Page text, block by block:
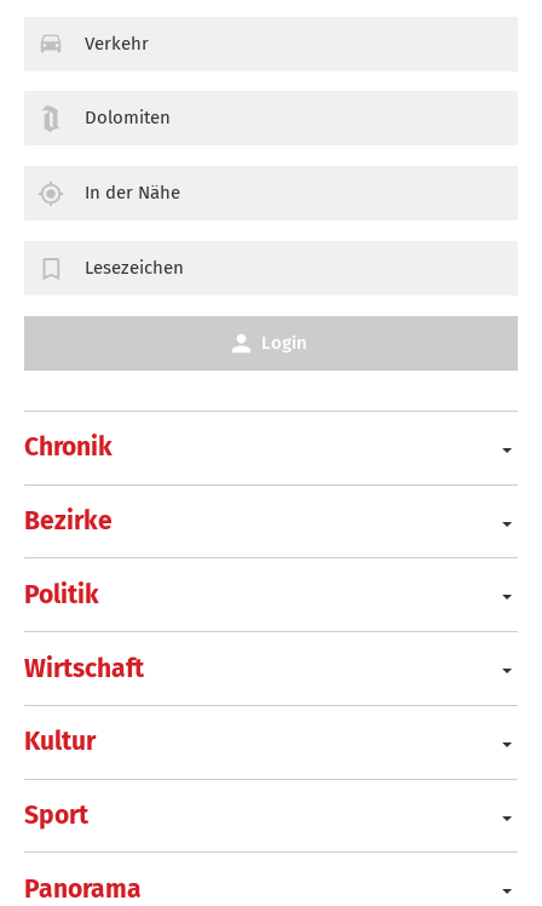
Chronik
Bezirke
Politik
Wirtschaft
Kultur
Sport
Panorama
Verkehr
Dolomiten
In der Nähe
Lesezeichen
Login